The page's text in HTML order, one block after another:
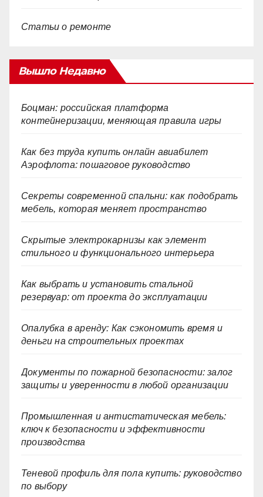
Статьи о ремонте
Вышло Недавно
Боцман: российская платформа
контейнеризации, меняющая правила игры
Как без труда купить онлайн авиабилет
Аэрофлота: пошаговое руководство
Секреты современной спальни: как подобрать
мебель, которая меняет пространство
Скрытые электрокарнизы как элемент
стильного и функционального интерьера
Как выбрать и установить стальной
резервуар: от проекта до эксплуатации
Опалубка в аренду: Как сэкономить время и
деньги на строительных проектах
Документы по пожарной безопасности: залог
защиты и уверенности в любой организации
Промышленная и антистатическая мебель:
ключ к безопасности и эффективности
производства
Теневой профиль для пола купить: руководство
по выбору